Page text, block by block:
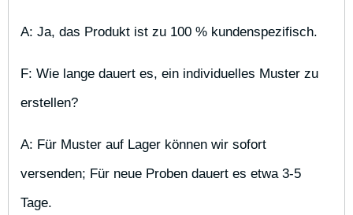
A: Ja, das Produkt ist zu 100 % kundenspezifisch.
F: Wie lange dauert es, ein individuelles Muster zu
erstellen?
A: Für Muster auf Lager können wir sofort
versenden; Für neue Proben dauert es etwa 3-5
Tage.